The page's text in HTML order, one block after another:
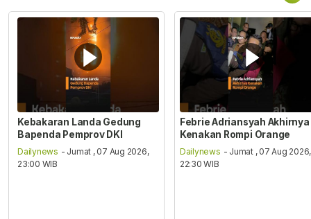
Kebakaran Landa Gedung
Bapenda Pemprov DKI
Dailynews - Jumat , 07 Aug 2026,
23:00 WIB
Febrie Adriansyah Akhirnya
Kenakan Rompi Orange
Dailynews - Jumat , 07 Aug 2026,
22:30 WIB